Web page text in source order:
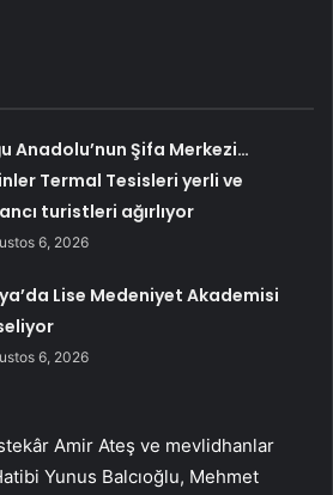
Anadolu’nun Şifa Merkezi…
Termal Tesisleri yerli ve
turistleri ağırlıyor
6, 2026
Lise Medeniyet Akademisi
6, 2026
Amir Ateş ve mevlidhanlar
Yunus Balcıoğlu, Mehmet